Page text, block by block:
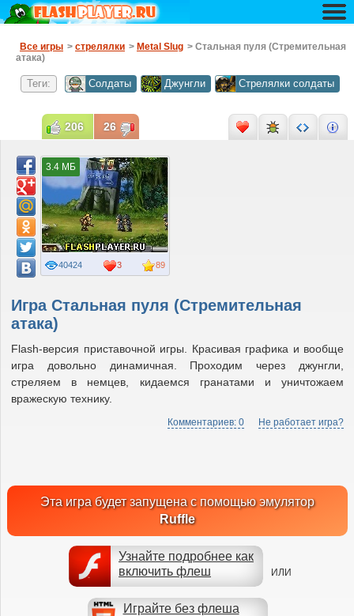
Все игры > стрелялки > Metal Slug > Стальная пуля (Стремительная
атака)
Теги: Солдаты Джунгли Стрелялки солдаты
Игра Стальная пуля (Стремительная
атака)
Flash-версия приставочной игры. Красивая графика и вообще
игра довольно динамичная. Проходим через джунгли,
стреляем в немцев, кидаемся гранатами и уничтожаем
вражескую технику.
Комментариев: 0 Не работает игра?
Эта игра будет запущена с помощью эмулятор
Ruffle
Узнайте подробнее как
включить флеш
ИЛИ
Играйте без флеша
89
40424 3
3.4 МБ
206 26